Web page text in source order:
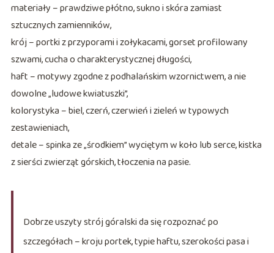
materiały – prawdziwe płótno, sukno i skóra zamiast
sztucznych zamienników,
krój – portki z przyporami i zołykacami, gorset profilowany
szwami, cucha o charakterystycznej długości,
haft – motywy zgodne z podhalańskim wzornictwem, a nie
dowolne „ludowe kwiatuszki”,
kolorystyka – biel, czerń, czerwień i zieleń w typowych
zestawieniach,
detale – spinka ze „środkiem” wyciętym w koło lub serce, kistka
z sierści zwierząt górskich, tłoczenia na pasie.
Dobrze uszyty strój góralski da się rozpoznać po
szczegółach – kroju portek, typie haftu, szerokości pasa i